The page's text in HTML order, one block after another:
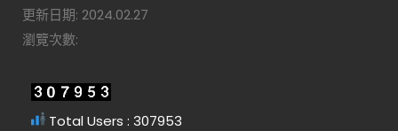
更新日期: 2024.02.27
瀏覽次數:
Total Users : 307953